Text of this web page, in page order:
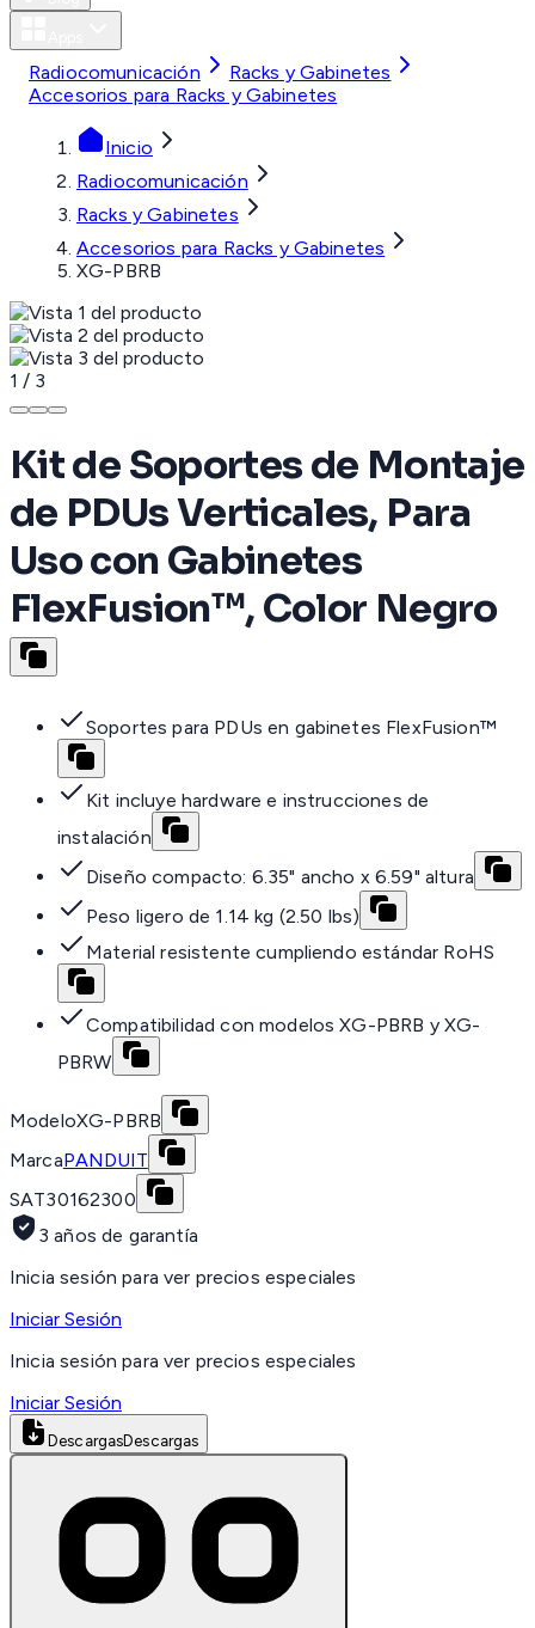
Radiocomunicación
Racks y Gabinetes
Accesorios para Racks y Gabinetes
Inicio
Radiocomunicación
Racks y Gabinetes
Accesorios para Racks y Gabinetes
XG-PBRB
1 / 3
Kit de Soportes de Montaje
de PDUs Verticales, Para
Uso con Gabinetes
FlexFusion™, Color Negro
Soportes para PDUs en gabinetes FlexFusion™
Kit incluye hardware e instrucciones de
instalación
Diseño compacto: 6.35" ancho x 6.59" altura
Peso ligero de 1.14 kg (2.50 lbs)
Material resistente cumpliendo estándar RoHS
Compatibilidad con modelos XG-PBRB y XG-
PBRW
ModeloXG-PBRB
MarcaPANDUIT
SAT30162300
3 años de garantía
Inicia sesión para ver precios especiales
Iniciar Sesión
Inicia sesión para ver precios especiales
Iniciar Sesión
DescargasDescargas